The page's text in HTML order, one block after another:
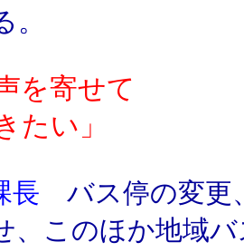
を寄せて
い」
長 バス停の変更
、このほか地域